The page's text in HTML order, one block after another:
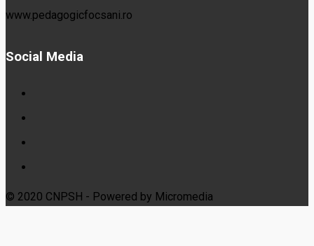
www.pedagogicfocsani.ro
Social Media
© 2020 CNPSH - Powered by Micromedia